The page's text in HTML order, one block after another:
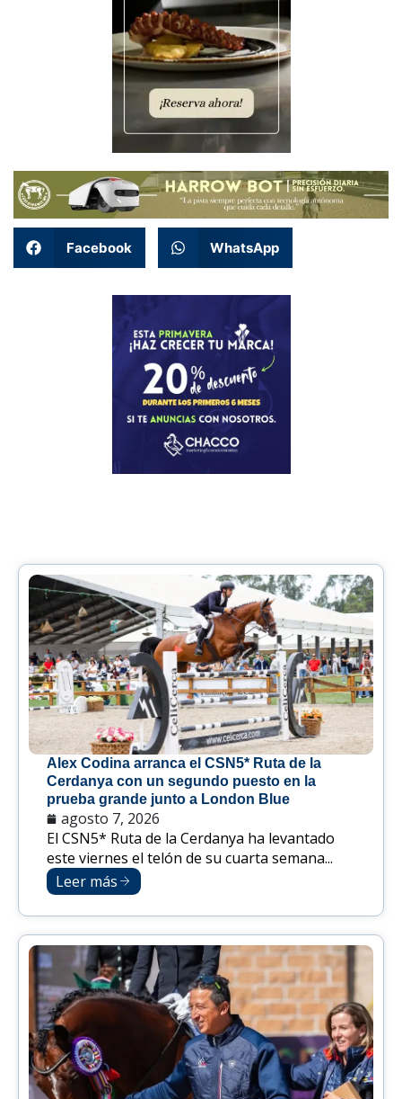
Facebook WhatsApp
Alex Codina arranca el CSN5* Ruta de la
Cerdanya con un segundo puesto en la
prueba grande junto a London Blue
agosto 7, 2026
El CSN5* Ruta de la Cerdanya ha levantado
este viernes el telón de su cuarta semana...
Leer más